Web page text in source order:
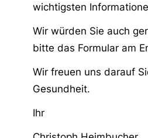
wichtigsten
Wir würden Sie auch
bitte das Formular am
Wir freuen uns darauf
Gesundheit.
Ihr